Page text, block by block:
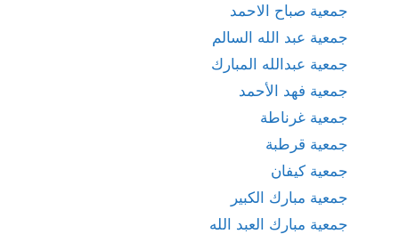
جمعية صباح الاحمد
جمعية عبد الله السالم
جمعية عبدالله المبارك
جمعية فهد الأحمد
جمعية غرناطة
جمعية قرطبة
جمعية كيفان
جمعية مبارك الكبير
جمعية مبارك العبد الله